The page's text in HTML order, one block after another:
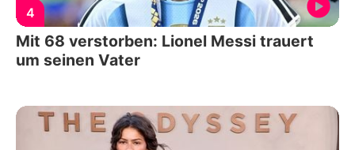
4
Mit 68 verstorben: Lionel Messi trauert
um seinen Vater